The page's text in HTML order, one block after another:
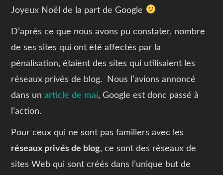
Joyeux Noël de la part de Google
D’après ce que nous avons pu constater, nombre
de ses sites qui ont été affectés par la
pénalisation, étaient des sites qui utilisaient les
réseaux privés de blog. Nous l’avions annoncé
dans unarticle de mai, Google est donc passé à
l’action.
Pour ceux qui ne sont pas familiers avec les
réseaux privés de blog, ce sont des réseaux de
sites Web qui sont créés dans l’unique but de